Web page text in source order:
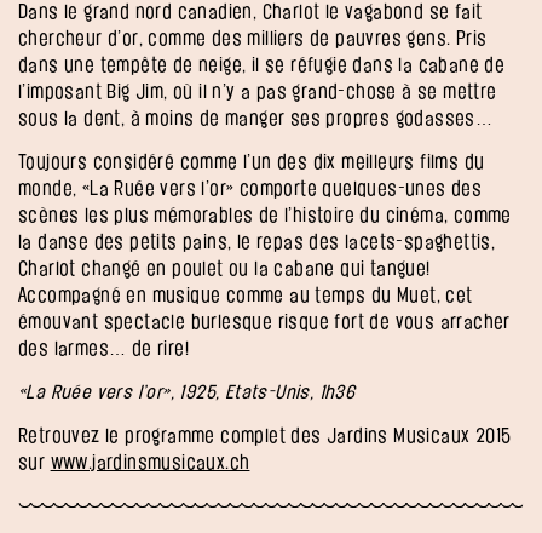
Dans le grand nord canadien, Charlot le vagabond se fait
chercheur d’or, comme des milliers de pauvres gens. Pris
dans une tempête de neige, il se réfugie dans la cabane de
l’imposant Big Jim, où il n’y a pas grand-chose à se mettre
sous la dent, à moins de manger ses propres godasses…
Toujours considéré comme l’un des dix meilleurs films du
monde, «La Ruée vers l’or» comporte quelques-unes des
scènes les plus mémorables de l’histoire du cinéma, comme
la danse des petits pains, le repas des lacets-spaghettis,
Charlot changé en poulet ou la cabane qui tangue!
Accompagné en musique comme au temps du Muet, cet
émouvant spectacle burlesque risque fort de vous arracher
des larmes… de rire!
«La Ruée vers l’or», 1925, Etats-Unis, 1h36
Retrouvez le programme complet des Jardins Musicaux 2015
sur www.jardinsmusicaux.ch